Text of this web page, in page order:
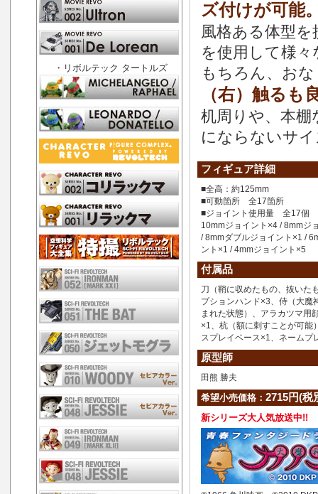
・リボルテック タートルズ
ズ付けが可能
風格ある体型
を使用して様
もちろん、お
（右）触るも
机周りや、本
にならないサ
フィギュア詳細
■全高：約125mm
■可動箇所 全17箇所
■ジョイント使用量 全17個
10mmジョイント×4 / 8mmジ
/ 8mmダブルジョイント×1 /
ント×1 / 4mmジョイント×5
付属品
刀（鞘に収めたもの、抜いた
プションハンド×3、侍（大魔
まれた状態）、アラカツマ用
×1、杭（額に刺すことが可能
スプレイベース×1、ネームプ
原型師
田熊 勝夫
希望小売価格： 2715円(税
新シリーズ大人気放送中!!